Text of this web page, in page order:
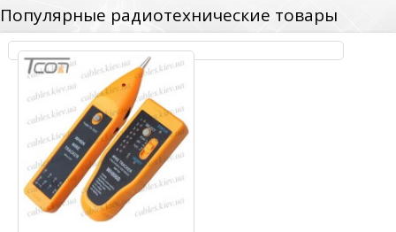
Популярные радиотехнические товары